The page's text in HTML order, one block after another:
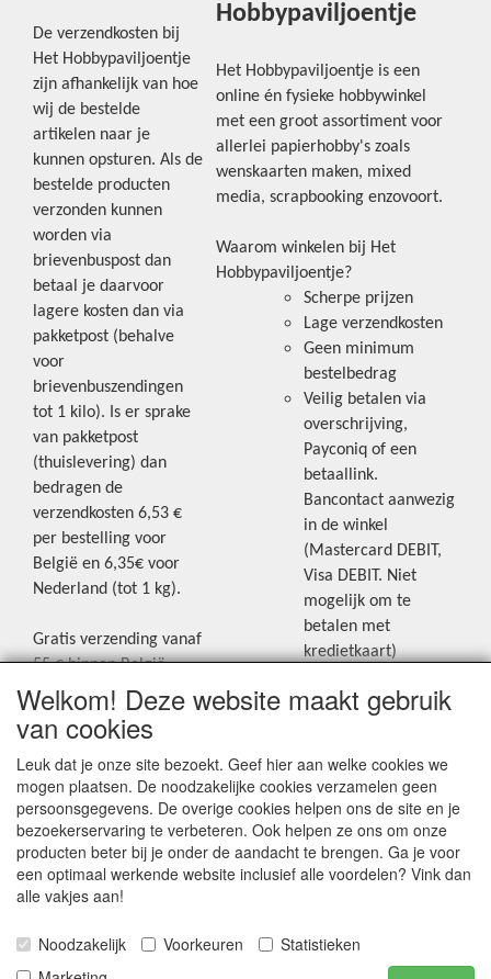
De verzendkosten bij
Het Hobbypaviljoentje
zijn afhankelijk van hoe
wij de bestelde
artikelen naar je
kunnen opsturen. Als de
bestelde producten
verzonden kunnen
worden via
brievenbuspost dan
betaal je daarvoor
lagere kosten dan via
pakketpost (behalve
voor
brievenbuszendingen
tot 1 kilo). Is er sprake
van pakketpost
(thuislevering) dan
bedragen de
verzendkosten 6,53 €
per bestelling voor
België en 6,35€ voor
Nederland (tot 1 kg).
Gratis verzending vanaf
55 € binnen België.
Gratis verzending vanaf
65 € naar Nederland.
Levering andere
landen: geen gratis
verzending, portkosten
worden aangerekend.
Zie voor een overzicht
van alle verzendkosten
"Verzendkosten" op de
homepagina.
Hobbypaviljoentje
Het Hobbypaviljoentje is een
online én fysieke hobbywinkel
met een groot assortiment voor
allerlei papierhobby's zoals
wenskaarten maken, mixed
media, scrapbooking enzovoort.
Waarom winkelen bij Het
Hobbypaviljoentje?
Scherpe prijzen
Lage verzendkosten
Geen minimum
bestelbedrag
Veilig betalen via
overschrijving,
Payconiq of een
betaallink.
Bancontact aanwezig
in de winkel
(Mastercard DEBIT,
Visa DEBIT. Niet
mogelijk om te
betalen met
kredietkaart)
Blijf op de hoogte van de laatste
onze Facebookpagina.
Welkom! Deze website maakt gebruik
van cookies
Leuk dat je onze site bezoekt. Geef hier aan welke cookies we
mogen plaatsen. De noodzakelijke cookies verzamelen geen
persoonsgegevens. De overige cookies helpen ons de site en je
bezoekerservaring te verbeteren. Ook helpen ze ons om onze
producten beter bij je onder de aandacht te brengen. Ga je voor
een optimaal werkende website inclusief alle voordelen? Vink dan
alle vakjes aan!
Noodzakelijk Voorkeuren
Statistieken